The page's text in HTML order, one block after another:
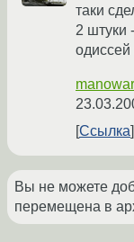
таки
2 штуки
manowar
Ссылка
Вы не можете
перемещена в